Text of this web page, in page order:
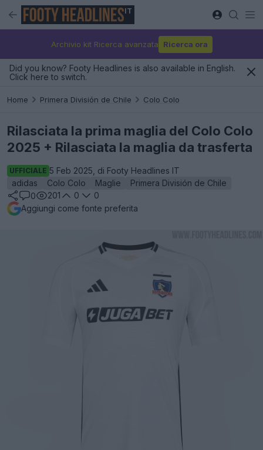
IT
Archivio kit Ricerca avanzata Ricerca ora
Did you know? Footy Headlines is also available in English.
Click here to switch.
Home Primera División de Chile Colo Colo
Rilasciata la prima maglia del Colo Colo
2025 + Rilasciata la maglia da trasferta
UFFICIALE 5 Feb 2025, di Footy Headlines IT
adidas
Colo Colo Maglie
Primera División de Chile
0
201 0
0
Aggiungi come fonte preferita